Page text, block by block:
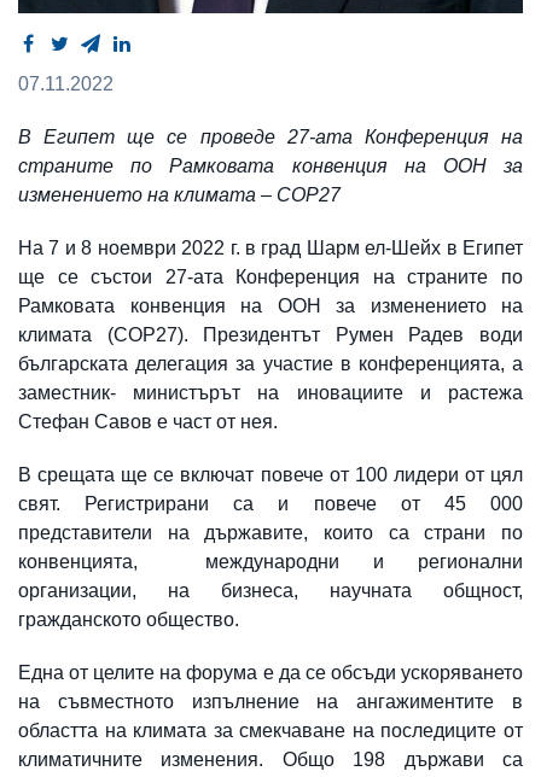
07.11.2022
В Египет ще се проведе 27-ата Конференция на
страните по Рамковата конвенция на ООН за
изменението на климата – COP27
На 7 и 8 ноември 2022 г. в град Шарм ел-Шейх в Египет
ще се състои 27-ата Конференция на страните по
Рамковата конвенция на ООН за изменението на
климата (COP27). Президентът Румен Радев води
българската делегация за участие в конференцията, а
заместник- министърът на иновациите и растежа
Стефан Савов е част от нея.
В срещата ще се включат повече от 100 лидери от цял
свят. Регистрирани са и повече от 45 000
представители на държавите, които са страни по
конвенцията, международни и регионални
организации, на бизнеса, научната общност,
гражданското общество.
Една от целите на форума е да се обсъди ускоряването
на съвместното изпълнение на ангажиментите в
областта на климата за смекчаване на последиците от
климатичните изменения. Общо 198 държави са